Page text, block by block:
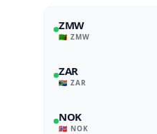
ZMW
🇿🇲 ZMW
ZAR
🇿🇦 ZAR
NOK
🇳🇴 NOK